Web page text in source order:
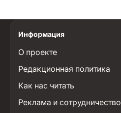
Информация
О проекте
Редакционная политика
Как нас читать
Реклама и сотрудничество